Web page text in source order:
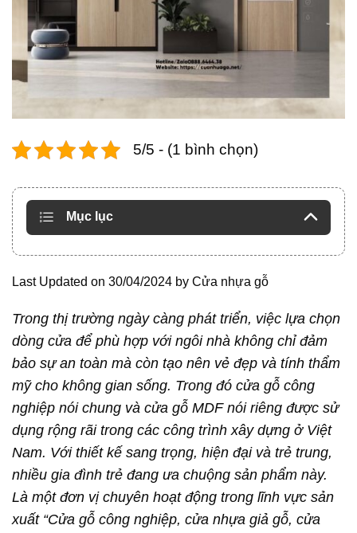
5/5 - (1 bình chọn)
Mục lục
Last Updated on 30/04/2024 by Cửa nhựa gỗ
Trong thị trường ngày càng phát triển, việc lựa chọn
dòng cửa để phù hợp với ngôi nhà không chỉ đảm
bảo sự an toàn mà còn tạo nên vẻ đẹp và tính thẩm
mỹ cho không gian sống. Trong đó cửa gỗ công
nghiệp nói chung và cửa gỗ MDF nói riêng được sử
dụng rộng rãi trong các công trình xây dựng ở Việt
Nam. Với thiết kế sang trọng, hiện đại và trẻ trung,
nhiều gia đình trẻ đang ưa chuộng sản phẩm này.
Là một đơn vị chuyên hoạt động trong lĩnh vực sản
xuất “Cửa gỗ công nghiệp, cửa nhựa giả gỗ, cửa